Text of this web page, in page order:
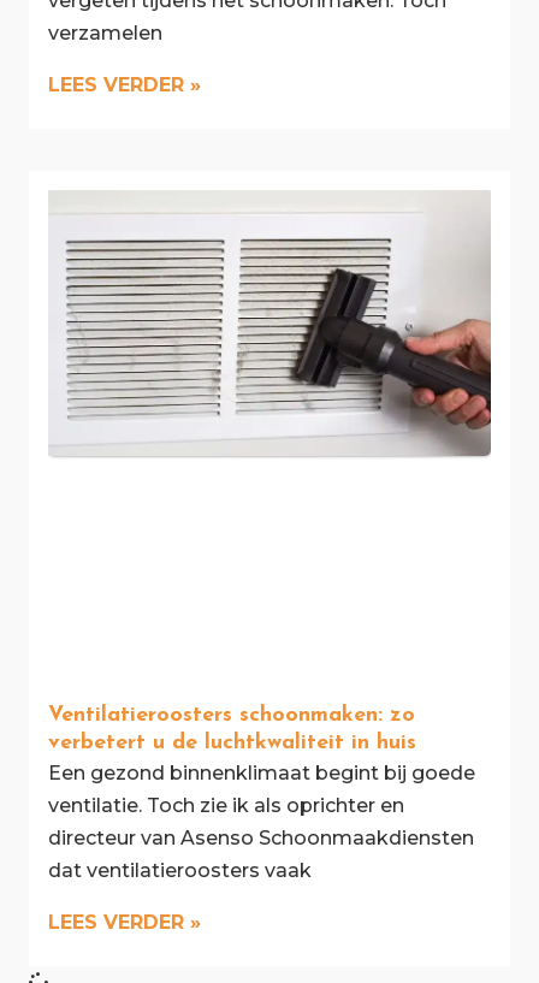
verzamelen
LEES VERDER »
Ventilatieroosters schoonmaken: zo
verbetert u de luchtkwaliteit in huis
Een gezond binnenklimaat begint bij goede
ventilatie. Toch zie ik als oprichter en
directeur van Asenso Schoonmaakdiensten
dat ventilatieroosters vaak
LEES VERDER »